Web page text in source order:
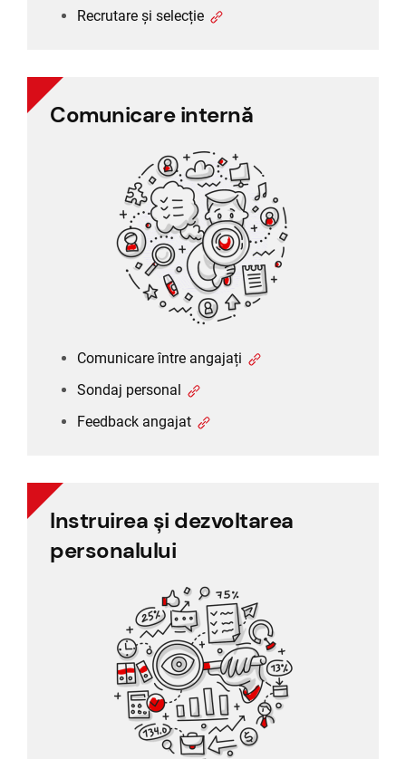
Recrutare și selecție
Comunicare internă
Comunicare între angajați
Sondaj personal
Feedback angajat
Comunicare internă
Comunicare între angajați
Sondaj personal
Feedback angajat
Instruirea și dezvoltarea
personalului
Instruirea și dezvoltarea
Evaluare 360 de grade
Evaluarea performanței
Training management
Feedback angajat